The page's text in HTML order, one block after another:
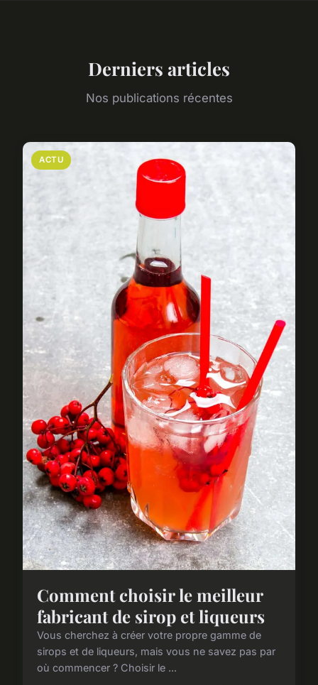
Derniers articles
Nos publications récentes
ACTU
Comment choisir le meilleur
fabricant de sirop et liqueurs
Vous cherchez à créer votre propre gamme de
sirops et de liqueurs, mais vous ne savez pas par
où commencer ? Choisir le ...